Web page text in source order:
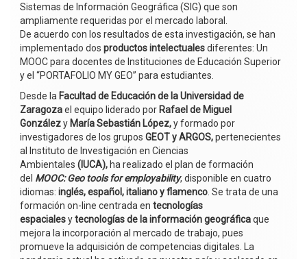
Sistemas de Información Geográfica (SIG) que son
ampliamente requeridas por el mercado laboral.
De acuerdo con los resultados de esta investigación, se han
implementado dos productos intelectualesdiferentes: Un
MOOC para docentes de Instituciones de Educación Superior
y el “PORTAFOLIO MY GEO” para estudiantes.
Desde la Facultad de Educación de la Universidad de
Zaragozael equipo liderado por Rafael de Miguel
Gonzálezy María Sebastián López,y formado por
investigadores de los grupos GEOT y ARGOS,pertenecientes
al Instituto de Investigación en Ciencias
Ambientales (IUCA), ha realizado el plan de formación
del MOOC: Geo tools for employability, disponible en cuatro
idiomas: inglés, español, italiano y flamenco. Se trata de una
formación on-line centrada en tecnologías
espacialesytecnologías de la información geográficaque
mejora la incorporación al mercado de trabajo, pues
promueve la adquisición de competencias digitales. La